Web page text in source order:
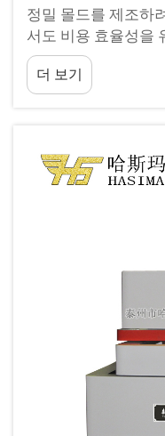
정밀 몰드를 제조하
서도 비용 효율성을
이 필요합니다. 현대
형상, 더 엄격한 공
면해 있습니다.
더 보기